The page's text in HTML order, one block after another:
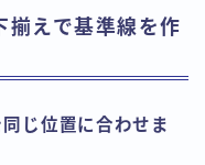
揃えで基準線を作
じ位置に合わせま